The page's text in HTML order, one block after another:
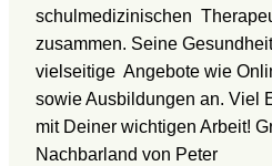
schulmedizinischen
zusammen. Seine
vielseitige Angebote wie
sowie Ausbildungen an. Viel
mit Deiner wichtigen Arbeit!
Nachbarland von Peter